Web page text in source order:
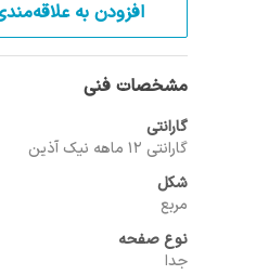
افزودن به
مشخصات فنی
گارانتی
گارانتی 12 ماهه نیک آذین
شکل
مربع
نوع صفحه
جدا